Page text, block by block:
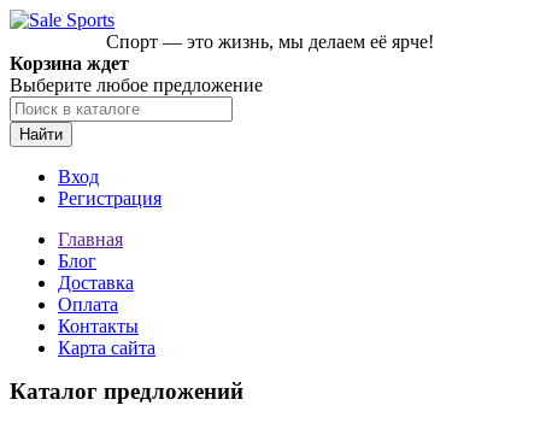
Спорт — это жизнь, мы делаем её ярче!
Корзина ждет
Выберите любое предложение
Найти
Вход
Регистрация
Главная
Блог
Доставка
Оплата
Контакты
Карта сайта
Каталог предложений